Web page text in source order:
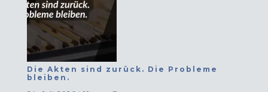
Die Akten sind zurück. Die Probleme
bleiben.